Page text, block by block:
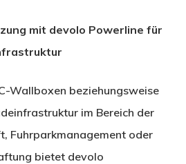
mit devolo Powerline für
Wallboxen beziehungsweise
im Bereich der
Fuhrparkmanagement oder
bietet devolo